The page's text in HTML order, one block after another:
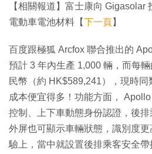
【相關報道】富士康向 Gigasolar
電動車電池材料【下一頁】
百度跟極狐 Arcfox 聯合推出的
預計 3 年內生產 1,000 輛，而每
民幣（約 HK$589,241），現時
成本便宜得多！功能方面，
控制、上下車動態身份認證，後
外屏也可顯示車輛狀態，識別度
驗上，當中就設置後排乘客安全